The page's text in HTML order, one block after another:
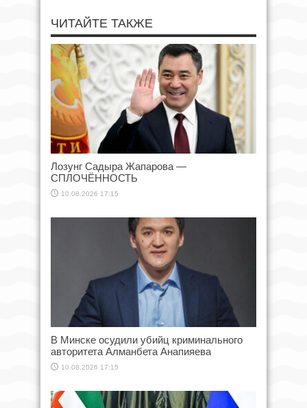
ЧИТАЙТЕ ТАКЖЕ
Лозунг Садыра Жапарова —
СПЛОЧЁННОСТЬ
10.08.2026 17:15
В Минске осудили убийц криминального
авторитета Алманбета Анапияева
10.08.2026 17:15